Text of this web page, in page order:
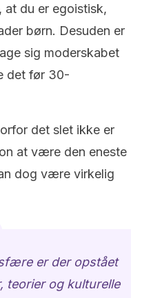
du er egoistisk,
børn. Desuden er
sig moderskabet
det før 30-
det slet ikke er
at være den eneste
dog være virkelig
er der opstået
teorier og kulturelle